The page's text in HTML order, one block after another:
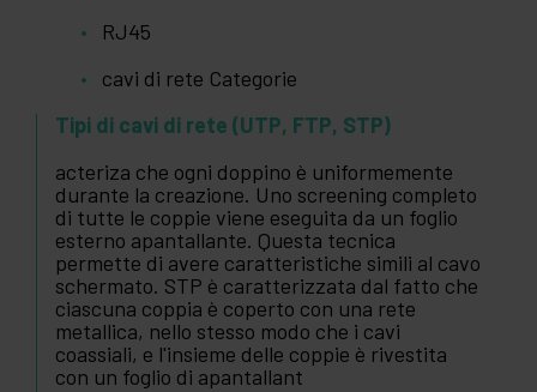
RJ45
cavi di rete Categorie
Tipi di cavi di rete (UTP, FTP, STP)
acteriza che ogni doppino è uniformemente
durante la creazione. Uno screening completo
di tutte le coppie viene eseguita da un foglio
esterno apantallante. Questa tecnica
permette di avere caratteristiche simili al cavo
schermato. STP è caratterizzata dal fatto che
ciascuna coppia è coperto con una rete
metallica, nello stesso modo che i cavi
coassiali, e l'insieme delle coppie è rivestita
con un foglio di apantallant